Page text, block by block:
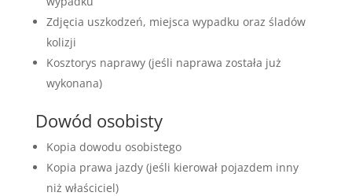
Zdjęcia uszkodzeń, miejsca wypadku oraz śladów
kolizji
Kosztorys naprawy (jeśli naprawa została już
wykonana)
Dowód osobisty
Kopia dowodu osobistego
Kopia prawa jazdy (jeśli kierował pojazdem inny
niż właściciel)